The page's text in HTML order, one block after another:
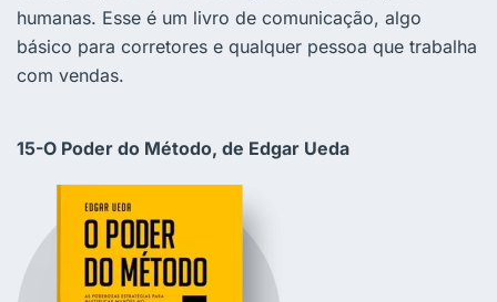
humanas. Esse é um livro de comunicação, algo
básico para corretores e qualquer pessoa que trabalha
com vendas.
15-O Poder do Método, de Edgar Ueda